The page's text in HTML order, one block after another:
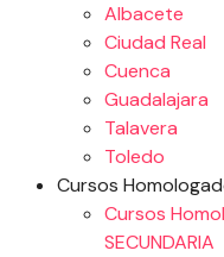
Albacete
Ciudad Real
Cuenca
Guadalajara
Talavera
Toledo
Cursos
Cursos
SECUNDARIA